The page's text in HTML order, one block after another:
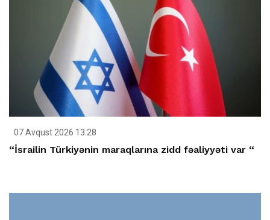
07 Avqust 2026 13:28
“İsrailin Türkiyənin maraqlarına zidd fəaliyyəti var “